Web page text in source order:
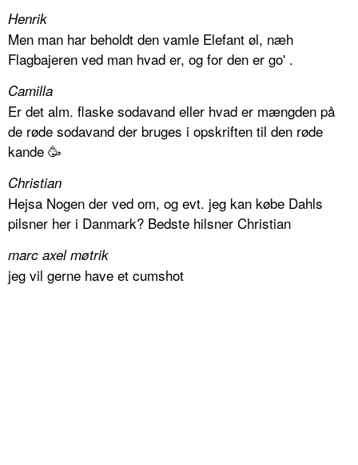
Henrik
Men man har beholdt den vamle Elefant øl, næh
Flagbajeren ved man hvad er, og for den er go' .
Camilla
Er det alm. flaske sodavand eller hvad er mængden på
de røde sodavand der bruges i opskriften til den røde
kande 🥳
Christian
Hejsa Nogen der ved om, og evt. jeg kan købe Dahls
pilsner her i Danmark? Bedste hilsner Christian
marc axel møtrik
jeg vil gerne have et cumshot